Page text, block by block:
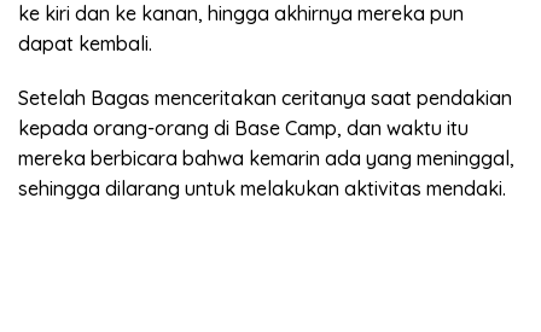
ke kiri dan ke kanan, hingga akhirnya mereka pun
dapat kembali.
Setelah Bagas menceritakan ceritanya saat pendakian
kepada orang-orang di Base Camp, dan waktu itu
mereka berbicara bahwa kemarin ada yang meninggal,
sehingga dilarang untuk melakukan aktivitas mendaki.